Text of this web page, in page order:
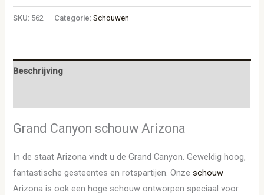
SKU: 562 Categorie:Schouwen
Beschrijving
Grand Canyon schouw Arizona
In de staat Arizona vindt u de Grand Canyon. Geweldig hoog,
fantastische gesteentes en rotspartijen. Onzeschouw
Arizona is ook een hoge schouw ontworpen speciaal voor